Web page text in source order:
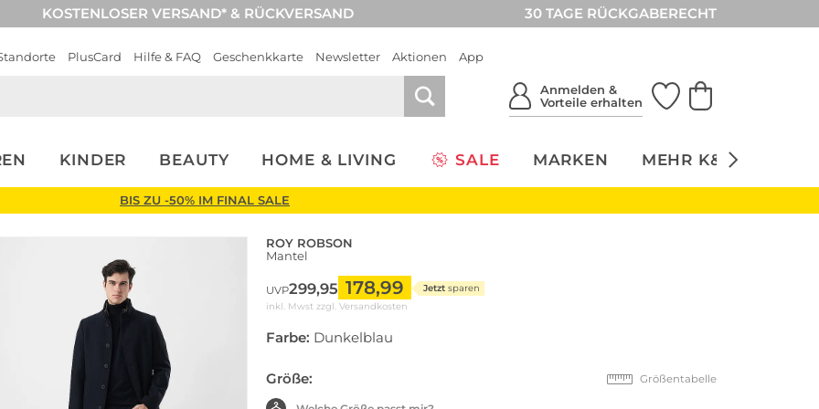
KOSTENLOSER VERSAND* & RÜCKVERSAND 30 TAGE RÜCKGABERECHT
PlusCard Hilfe & FAQ Geschenkkarte Newsletter Aktionen App
Anmelden &
Vorteile erhalten
KINDER BEAUTY HOME & LIVING SALE MARKEN MEHR K&Ö
BIS ZU -50% IM FINAL SALE
ROY ROBSON
Mantel
UVP299,95 178,99 Jetzt sparen
inkl. Mwst zzgl. Versandkosten
Farbe: Dunkelblau
Größe: Größentabelle